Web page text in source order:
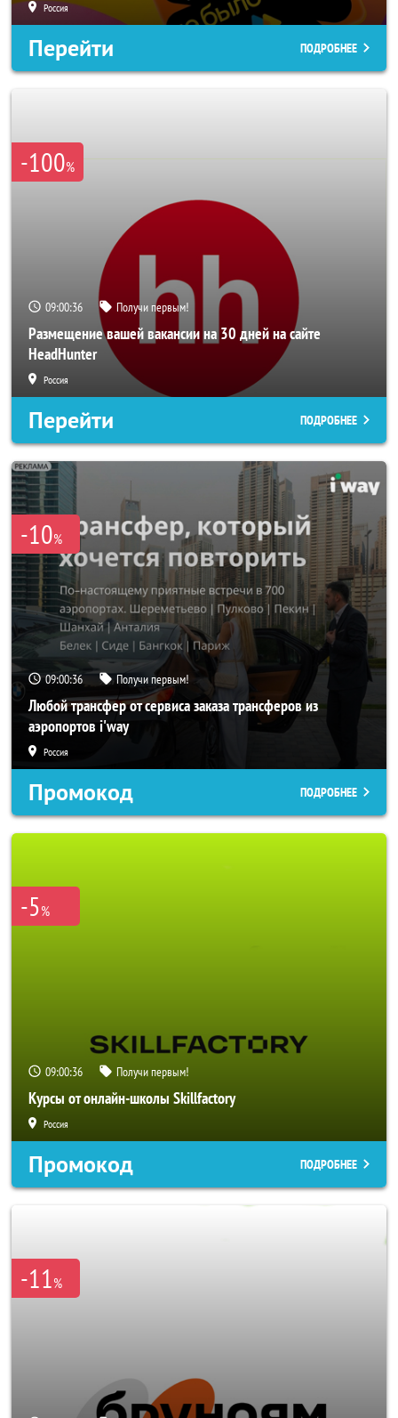
Россия
Перейти ПОДРОБНЕЕ
-100%
09:00:33 Получи первым!
Размещение вашей вакансии на 30 дней на сайте
HeadHunter
Россия
Перейти ПОДРОБНЕЕ
-10%
09:00:33 Получи первым!
Любой трансфер от сервиса заказа трансферов из
аэропортов i'way
Россия
Промокод ПОДРОБНЕЕ
-5%
09:00:33 Получи первым!
Курсы от онлайн-школы Skillfactory
Россия
Промокод ПОДРОБНЕЕ
-11%